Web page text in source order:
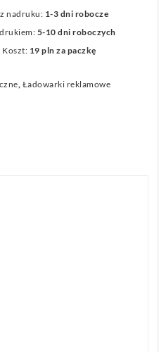
nadruku: 1-3 dni robocze
5-10 dni roboczych
Koszt: 19 pln za paczkę
Ładowarki reklamowe